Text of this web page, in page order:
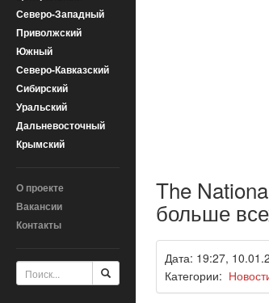
Северо-Западный
Приволжский
Южный
Северо-Кавказский
Сибирский
Уральский
Дальневосточный
Крымский
О проекте
Вакансии
Контакты
The
больше
Дата: 19:27,
Категории: